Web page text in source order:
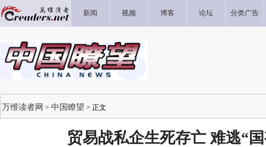
新闻 视频 博客 论坛 分类广告
万维读者网 > 中国瞭望 > 正文
贸易战私企生死存亡 难逃“